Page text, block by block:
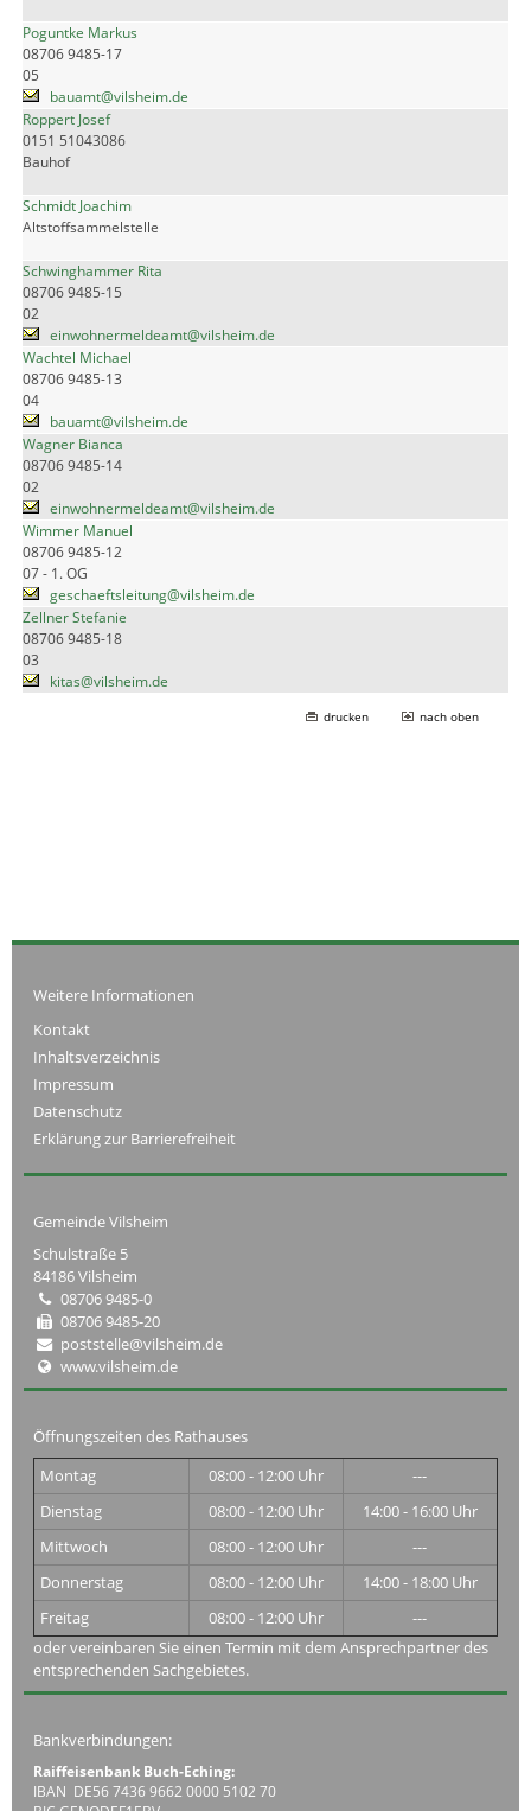
Poguntke Markus
08706 9485-17
05
bauamt@vilsheim.de
Roppert Josef
0151 51043086
Bauhof
Schmidt Joachim
Altstoffsammelstelle
Schwinghammer Rita
08706 9485-15
02
einwohnermeldeamt@vilsheim.de
Wachtel Michael
08706 9485-13
04
bauamt@vilsheim.de
Wagner Bianca
08706 9485-14
02
einwohnermeldeamt@vilsheim.de
Wimmer Manuel
08706 9485-12
07 - 1. OG
geschaeftsleitung@vilsheim.de
Zellner Stefanie
08706 9485-18
03
kitas@vilsheim.de
drucken nach oben
Weitere Informationen
Kontakt
Inhaltsverzeichnis
Impressum
Datenschutz
Erklärung zur Barrierefreiheit
Gemeinde Vilsheim
Schulstraße 5
84186 Vilsheim
08706 9485-0
08706 9485-20
poststelle@vilsheim.de
www.vilsheim.de
Öffnungszeiten des Rathauses
Montag
08:00 - 12:00 Uhr
---
Dienstag
08:00 - 12:00 Uhr
14:00 - 16:00 Uhr
Mittwoch
08:00 - 12:00 Uhr
---
Donnerstag
08:00 - 12:00 Uhr
14:00 - 18:00 Uhr
Freitag
08:00 - 12:00 Uhr
---
oder vereinbaren Sie einen Termin mit dem Ansprechpartner des
entsprechenden Sachgebietes.
Bankverbindungen:
Raiffeisenbank Buch-Eching:
IBAN DE56 7436 9662 0000 5102 70